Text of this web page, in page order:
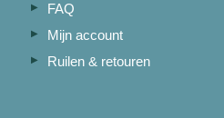
FAQ
Mijn account
Ruilen & retouren